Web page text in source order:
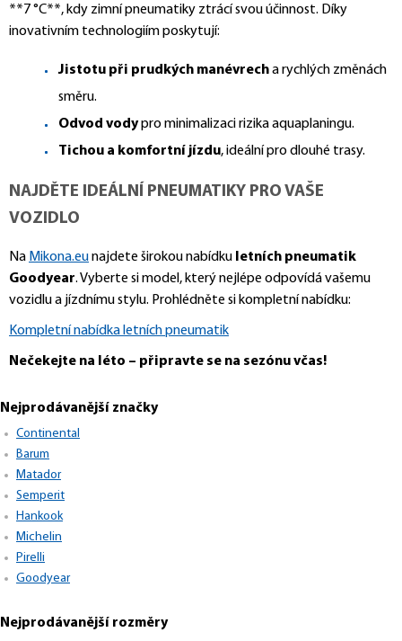
**7 °C**, kdy zimní pneumatiky ztrácí svou účinnost. Díky
inovativním technologiím poskytují:
Jistotu při prudkých manévrecha rychlých změnách
směru.
Odvod vodypro minimalizaci rizika aquaplaningu.
Tichou a komfortní jízdu, ideální pro dlouhé trasy.
NAJDĚTE IDEÁLNÍ PNEUMATIKY PRO VAŠE
VOZIDLO
Na Mikona.eunajdete širokou nabídku letních pneumatik
Goodyear. Vyberte si model, který nejlépe odpovídá vašemu
vozidlu a jízdnímu stylu. Prohlédněte si kompletní nabídku:
Kompletní nabídka letních pneumatik
Nečekejte na léto – připravte se na sezónu včas!
Nejprodávanější značky
Continental
Barum
Matador
Semperit
Hankook
Michelin
Pirelli
Goodyear
Nejprodávanější rozměry